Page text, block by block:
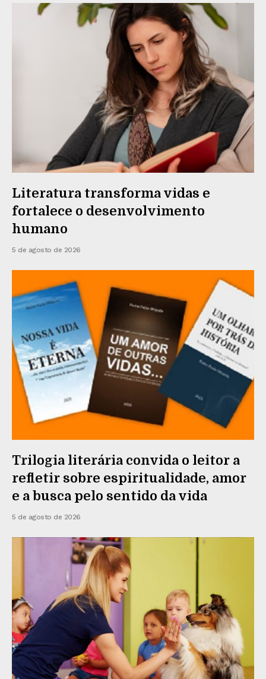
Literatura transforma vidas e
fortalece o desenvolvimento
humano
5 de agosto de 2026
Trilogia literária convida o leitor a
refletir sobre espiritualidade, amor
e a busca pelo sentido da vida
5 de agosto de 2026